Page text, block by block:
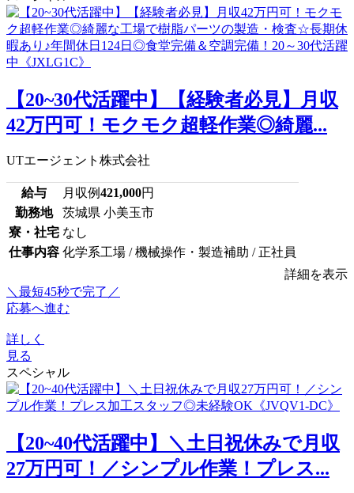
【20~30代活躍中】【経験者必見】月収
42万円可！モクモク超軽作業◎綺麗...
UTエージェント株式会社
給与 月収例421,000円
勤務地
茨城県 小美玉市
寮・社宅 なし
仕事内容 化学系工場 / 機械操作・製造補助 / 正社員
詳細を表示
＼最短45秒で完了／
応募へ進む
詳しく
見る
スペシャル
【20~40代活躍中】＼土日祝休みで月収
27万円可！／シンプル作業！プレス...